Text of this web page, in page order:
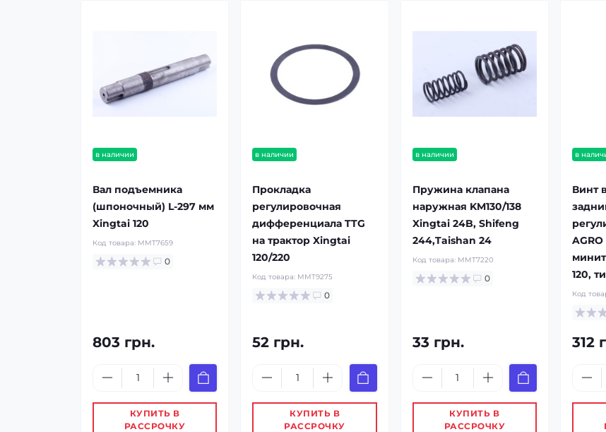
в наличии
Вал подъемника
(шпоночный) L-297 мм
Xingtai 120
Код товара: MMT7659
0
803 грн.
КУПИТЬ В
РАССРОЧКУ
в наличии
Прокладка
регулировочная
дифференциала TTG
на трактор Xingtai
120/220
Код товара: MMT9275
0
52 грн.
КУПИТЬ В
РАССРОЧКУ
в наличии
Пружина клапана
наружная KM130/138
Xingtai 24B, Shifeng
244,Taishan 24
Код товара: MMT7220
0
33 грн.
КУПИТЬ В
РАССРОЧКУ
в
Винт
120,
Код
312